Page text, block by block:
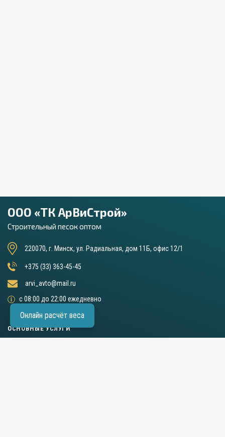
ООО «ТК АрВиСтрой»
Строительный песок оптом
220070, г. Минск, ул. Радиальная, дом 11Б, офис 12/1
+375 (33) 363-45-45
arvi_avto@mail.ru
с 08:00 до 22:00 ежедневно
ОСНОВНЫЕ УСЛУГИ
Онлайн расчёт веса